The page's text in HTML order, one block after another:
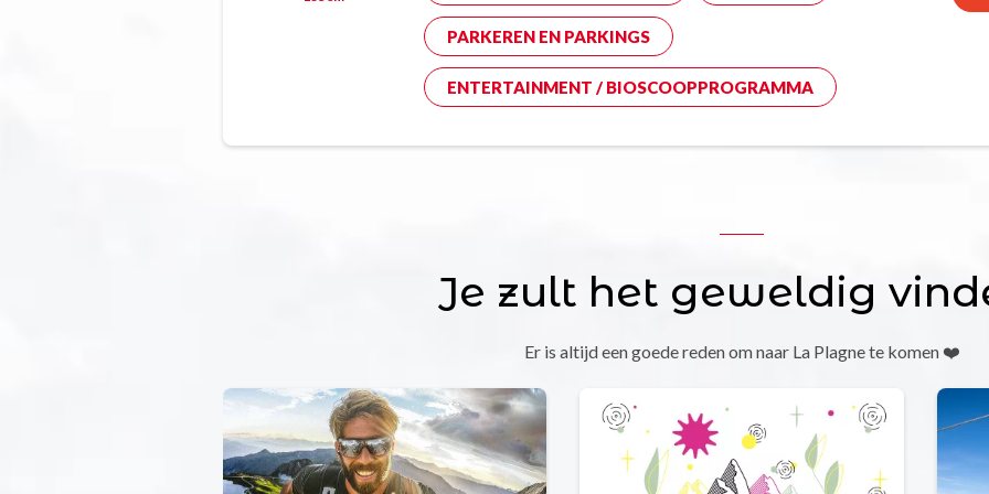
PARKEREN EN PARKINGS
ENTERTAINMENT / BIOSCOOPPROGRAMMA
Je zult het geweldig
Er is altijd een goede reden om naar La Plagne te komen ❤️